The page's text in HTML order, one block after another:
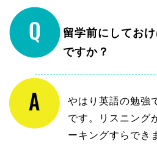
留学前にしてお
ですか？
やはり英語の勉強
です。リスニング
ーキングすらでき